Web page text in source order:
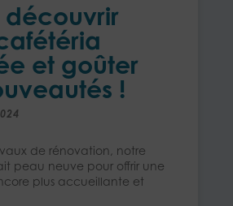
découvrir
et goûter
!
de rénovation, notre
peau neuve pour offrir une
plus accueillante et